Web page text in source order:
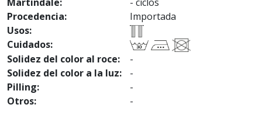
Procedencia:
Importada
Usos:
Cuidados:
Solidez del color al roce:
-
Solidez del color a la luz:
-
Pilling:
-
Otros:
-